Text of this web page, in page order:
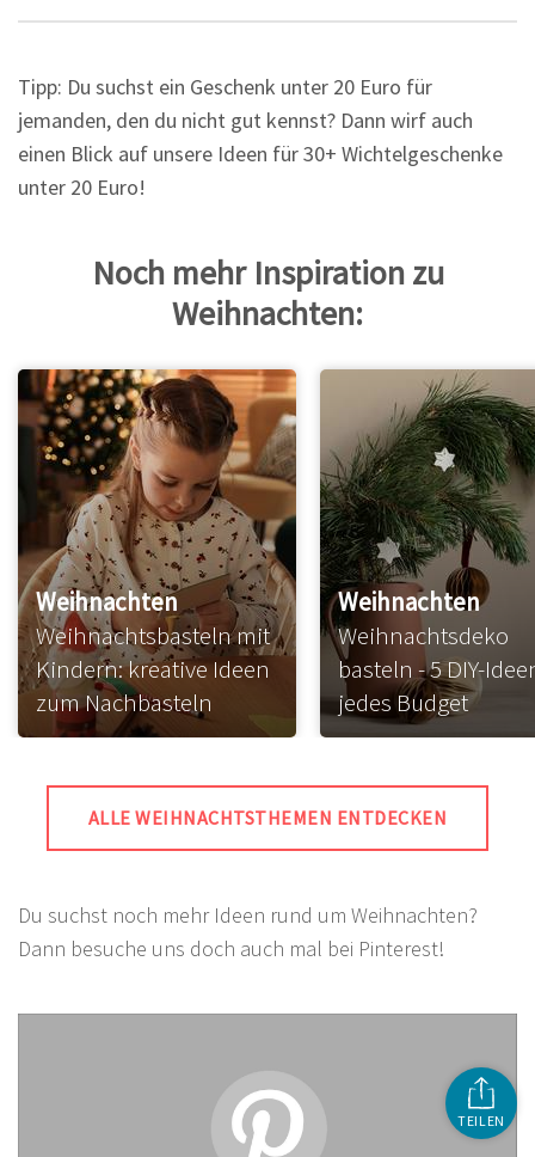
TEILEN
Tipp: Du suchst ein Geschenk unter 20 Euro für
jemanden, den du nicht gut kennst? Dann wirf auch
einen Blick auf unsere Ideen für 30+ Wichtelgeschenke
unter 20 Euro!
Noch mehr Inspiration zu
Weihnachten:
Weihnachten
Weihnachtsbasteln mit
Kindern: kreative Ideen
zum Nachbasteln
Weihnachten
Weihnachtsdeko
basteln - 5 DIY-
jedes Budget
ALLE WEIHNACHTSTHEMEN ENTDECKEN
Du suchst noch mehr Ideen rund um Weihnachten?
Dann besuche uns doch auch mal bei Pinterest!